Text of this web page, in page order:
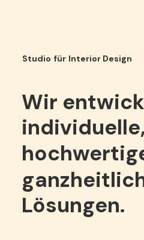
Studio für Interior Design
Wir
Lösungen.